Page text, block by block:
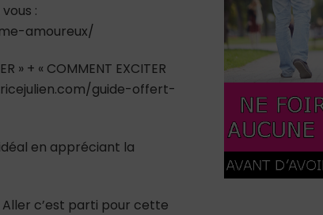
:
amoureux/
» + « COMMENT EXCITER
guide-offert-
en appréciant la
c’est parti pour cette